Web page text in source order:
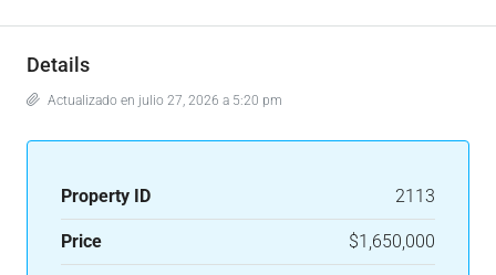
Details
Actualizado en julio 27, 2026 a 5:20 pm
Property ID 2113
Price $1,650,000